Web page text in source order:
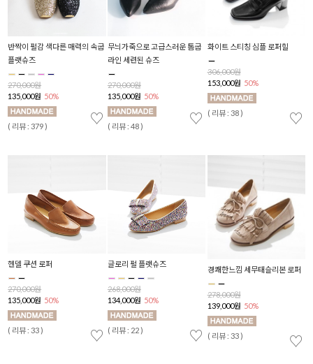
♡
반짝이 펄감 색다른 매력의 속굽
플랫슈즈
270,000원
135,000원 50%
( 리뷰 : 379 ) ♡
무늬가죽으로 고급스러운 톰굽
라인 세련된 슈즈
270,000원
135,000원 50%
( 리뷰 : 48 ) ♡
화이트 스티칭 심플 로퍼힐
306,000원
153,000원 50%
( 리뷰 : 38 )
♡
헨델 쿠션 로퍼
270,000원
135,000원 50%
( 리뷰 : 33 ) ♡
글로리 펄 플랫슈즈
268,000원
134,000원 50%
( 리뷰 : 22 )
♡
경쾌한느낌 세무태슬리본 로퍼
278,000원
139,000원 50%
( 리뷰 : 33 )